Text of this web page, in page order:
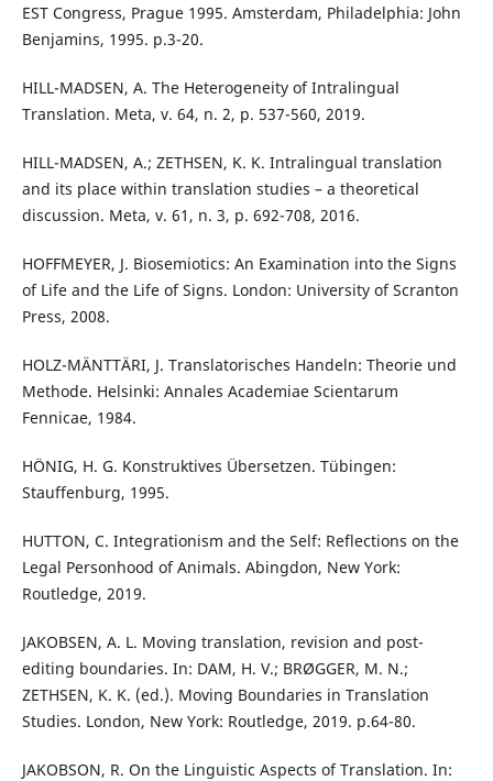
EST Congress, Prague 1995. Amsterdam, Philadelphia: John
Benjamins, 1995. p.3-20.
HILL-MADSEN, A. The Heterogeneity of Intralingual
Translation. Meta, v. 64, n. 2, p. 537-560, 2019.
HILL-MADSEN, A.; ZETHSEN, K. K. Intralingual translation
and its place within translation studies – a theoretical
discussion. Meta, v. 61, n. 3, p. 692-708, 2016.
HOFFMEYER, J. Biosemiotics: An Examination into the Signs
of Life and the Life of Signs. London: University of Scranton
Press, 2008.
HOLZ-MÄNTTÄRI, J. Translatorisches Handeln: Theorie und
Methode. Helsinki: Annales Academiae Scientarum
Fennicae, 1984.
HÖNIG, H. G. Konstruktives Übersetzen. Tübingen:
Stauffenburg, 1995.
HUTTON, C. Integrationism and the Self: Reflections on the
Legal Personhood of Animals. Abingdon, New York:
Routledge, 2019.
JAKOBSEN, A. L. Moving translation, revision and post-
editing boundaries. In: DAM, H. V.; BRØGGER, M. N.;
ZETHSEN, K. K. (ed.). Moving Boundaries in Translation
Studies. London, New York: Routledge, 2019. p.64-80.
JAKOBSON, R. On the Linguistic Aspects of Translation. In: